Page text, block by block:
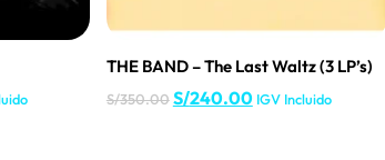
THE BAND – The Last Waltz (3 LP’s)
S/350.00 S/240.00 IGV Incluido